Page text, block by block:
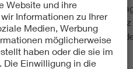
Netzausbaus
werden. Da der
der